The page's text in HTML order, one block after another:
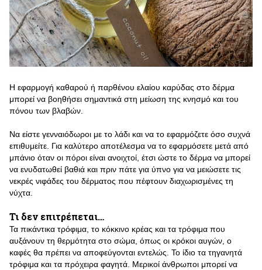
Η εφαρμογή καθαρού ή παρθένου ελαίου καρύδας στο δέρμα
μπορεί να βοηθήσει σημαντικά στη μείωση της κνησμό και του
πόνου των βλαβών.
Να είστε γενναιόδωροι με το λάδι και να το εφαρμόζετε όσο συχνά
επιθυμείτε. Για καλύτερο αποτέλεσμα να το εφαρμόσετε μετά από
μπάνιο όταν οι πόροι είναι ανοιχτοί, έτσι ώστε το δέρμα να μπορεί
να ενυδατωθεί βαθιά και πριν πάτε για ύπνο για να μειώσετε τις
νεκρές νιφάδες του δέρματος που πέφτουν διαχωρισμένες τη
νύχτα.
Τι δεν επιτρέπεται…
Τα πικάντικα τρόφιμα, το κόκκινο κρέας και τα τρόφιμα που
αυξάνουν τη θερμότητα στο σώμα, όπως οι κρόκοι αυγών, ο
καφές θα πρέπει να αποφεύγονται εντελώς. Το ίδιο τα τηγανητά
τρόφιμα και τα πρόχειρα φαγητά. Μερικοί άνθρωποι μπορεί να